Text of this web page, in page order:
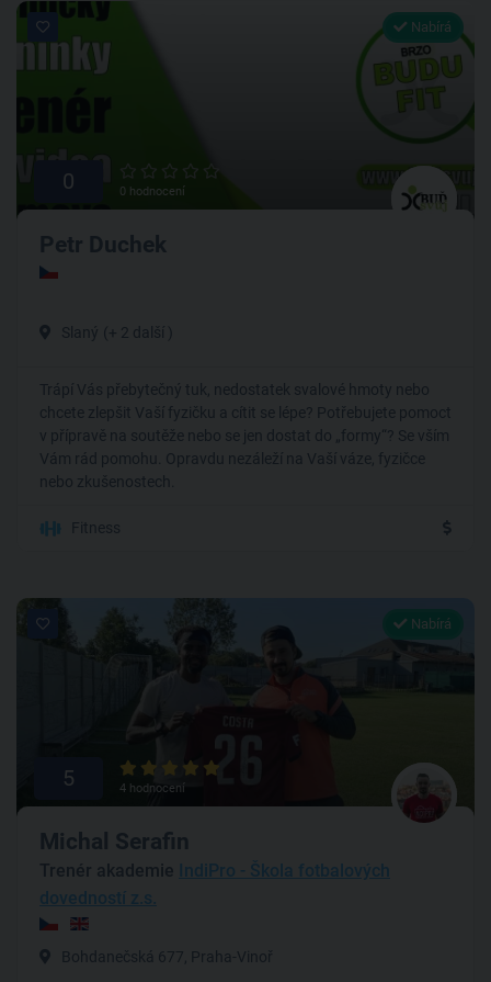
Nabírá
0 0 hodnocení
Petr Duchek
Slaný (+ 2 další )
Trápí Vás přebytečný tuk, nedostatek svalové hmoty nebo
chcete zlepšit Vaší fyzičku a cítit se lépe? Potřebujete pomoct
v přípravě na soutěže nebo se jen dostat do „formy“? Se vším
Vám rád pomohu. Opravdu nezáleží na Vaší váze, fyzičce
nebo zkušenostech.
Fitness
Nabírá
5 4 hodnocení
Michal Serafin
Trenér akademie IndiPro - Škola fotbalových
dovedností z.s.
Bohdanečská 677, Praha-Vinoř